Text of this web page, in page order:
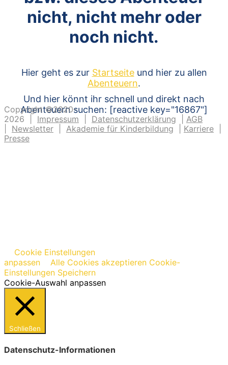
nicht, nicht mehr oder
noch nicht.
Hier geht es zur Startseiteund hier zu allen
Abenteuern.
Und hier könnt ihr schnell und direkt nach
Abenteuern suchen: [reactive key="16867"]
Copyright ©2020-
2026 | Impressum Datenschutzerklärung
AGB
Newsletter Akademie für Kinderbildung Karriere
Presse
Cookie Einstellungen
anpassen
Alle Cookies akzeptieren Cookie-
Einstellungen Speichern
Cookie-Auswahl anpassen
Schließen
Datenschutz-Informationen